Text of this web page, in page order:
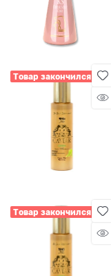
Товар закончился
Товар закончился